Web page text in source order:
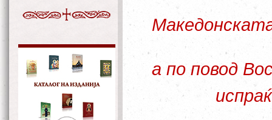
а по повод